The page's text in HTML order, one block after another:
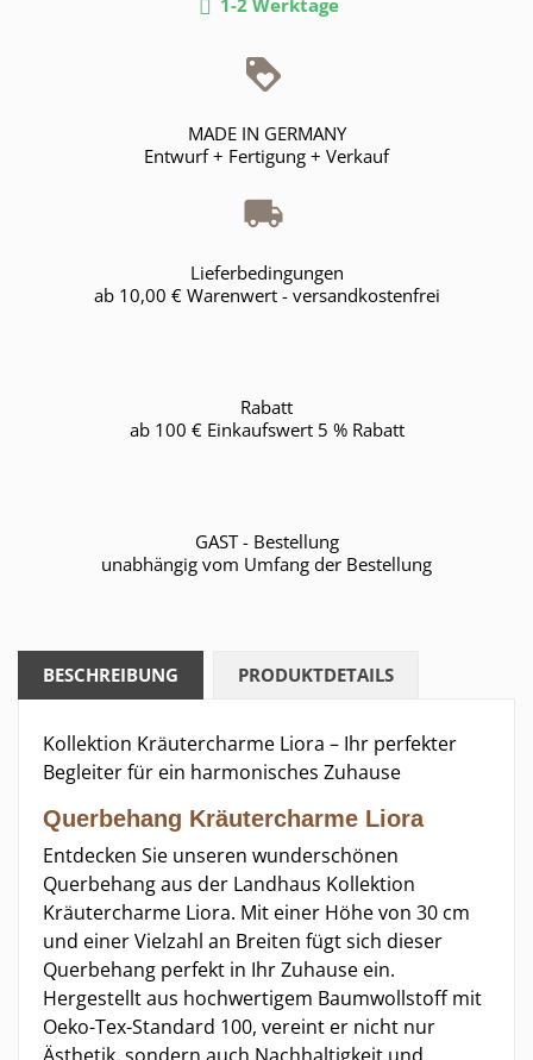

MADE IN GERMANY
Entwurf + Fertigung + Verkauf
Lieferbedingungen
ab 10,00 € Warenwert - versandkostenfrei
Rabatt
ab 100 € Einkaufswert 5 % Rabatt
GAST - Bestellung
unabhängig vom Umfang der Bestellung
BESCHREIBUNG PRODUKTDETAILS
Kollektion Kräutercharme Liora – Ihr perfekter
Begleiter für ein harmonisches Zuhause
Querbehang Kräutercharme Liora
Entdecken Sie unseren wunderschönen
Querbehang aus der Landhaus Kollektion
Kräutercharme Liora. Mit einer Höhe von 30 cm
und einer Vielzahl an Breiten fügt sich dieser
Querbehang perfekt in Ihr Zuhause ein.
Hergestellt aus hochwertigem Baumwollstoff mit
Oeko-Tex-Standard 100, vereint er nicht nur